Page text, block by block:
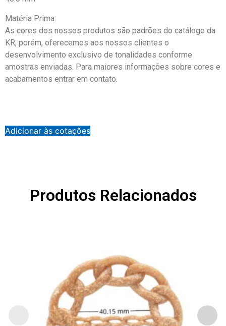
Matéria Prima:
As cores dos nossos produtos são padrões do catálogo da
KR, porém, oferecemos aos nossos clientes o
desenvolvimento exclusivo de tonalidades conforme
amostras enviadas. Para maiores informações sobre cores e
acabamentos entrar em contato.
Adicionar às cotações
Produtos Relacionados